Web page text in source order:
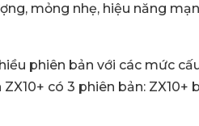
mỏng nhẹ, hiệu năng
phiên bản với các mức
có 3 phiên bản: ZX10+